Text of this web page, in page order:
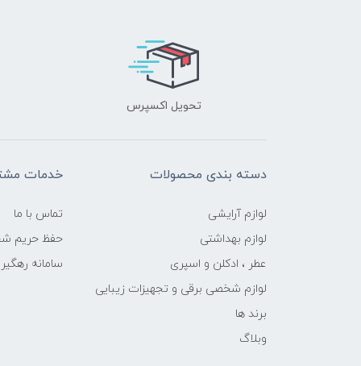
تحویل اکسپرس
دسته بندی محصولات
لوازم آرایشی
لوازم بهداشتی
عطر ، ادکلن و اسپری
لوازم شخصی برقی و تجهیزات زیبایی
برند ها
وبلاگ
خدمات
تماس با ما
حفظ حریم
سامانه